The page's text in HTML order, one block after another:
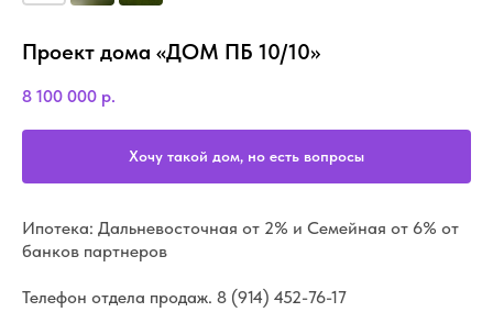
Проект дома «ДОМ ПБ 10/10»
8 100 000 р.
Хочу такой дом, но есть вопросы
Ипотека: Дальневосточная от 2% и Семейная от 6% от
банков партнеров
Телефон отдела продаж. 8 (914) 452-76-17